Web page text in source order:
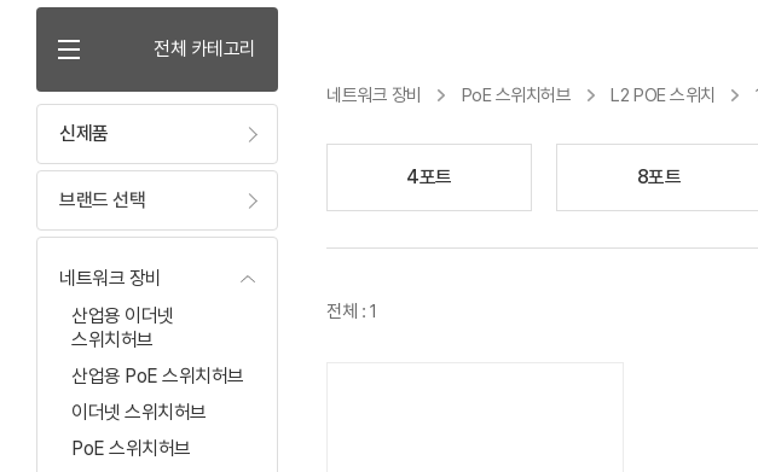
전체 카테고리
신제품
브랜드 선택
네트워크 장비
산업용 이더넷
스위치허브
산업용 PoE 스위치허브
이더넷 스위치허브
PoE 스위치허브
네트워크 장비 PoE 스위치허브 L2 POE 스위치
4포트 8포트
전체 : 1